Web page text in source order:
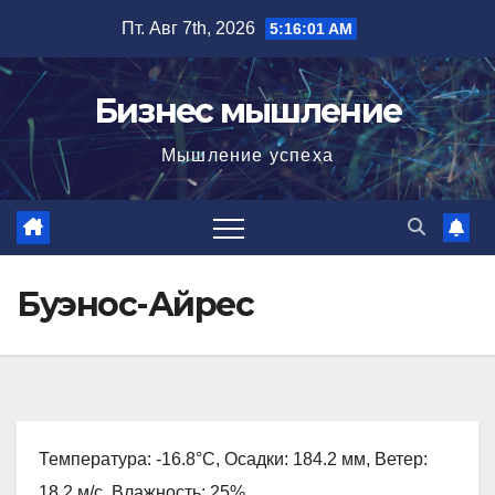
содержимому
Пт. Авг 7th, 2026 5:16:02 AM
Бизнес мышление
Мышление успеха
Буэнос-Айрес
Температура: -16.8°C, Осадки: 184.2 мм, Ветер: